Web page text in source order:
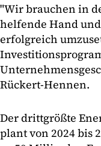
"Wir brauchen in
helfende Hand
erfolgreich
Rückert-Hennen.
Der drittgrößte
plant von 2024 bis